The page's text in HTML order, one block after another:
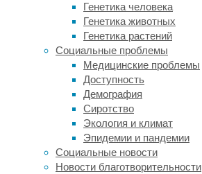
Генетика человека
Генетика животных
Генетика растений
Социальные проблемы
Медицинские проблемы
Доступность
Демография
Сиротство
Экология и климат
Эпидемии и пандемии
Социальные новости
Новости благотворительности
холестерина.
Заглянуть
внутрь
черепа
намного
сложнее.
Для
этого
требуются
дорогие
процедуры